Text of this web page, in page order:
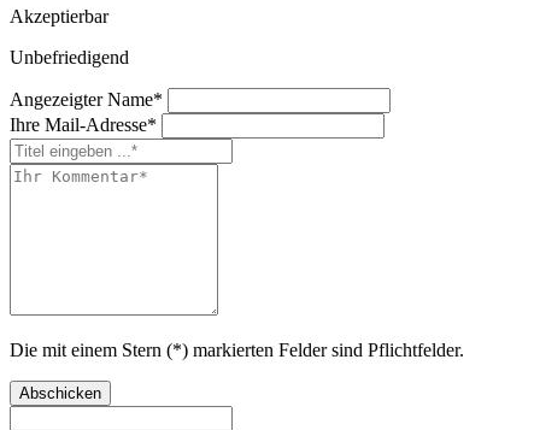
Akzeptierbar
Unbefriedigend
Angezeigter Name*
Ihre Mail-Adresse*
Die mit einem Stern (*) markierten Felder sind Pflichtfelder.
Abschicken